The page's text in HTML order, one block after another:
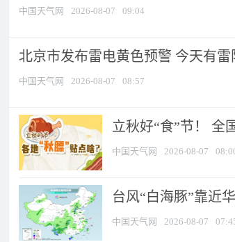
中国天气网 2026-08-07 09:04
北京市发布雷电黄色预警 今天有
中国天气网 2026-08-07 08:57
立秋好“食”节！ 全
中国天气网 2026-08-07
台风“白海豚”靠近
中国天气网 2026-08-07